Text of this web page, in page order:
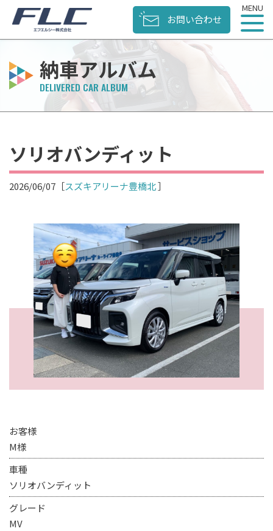
お問い合わせ
納車アルバム
ソリオバンディット
2026/06/07 ［スズキアリーナ豊橋北］
お客様
M様
車種
ソリオバンディット
グレード
MV